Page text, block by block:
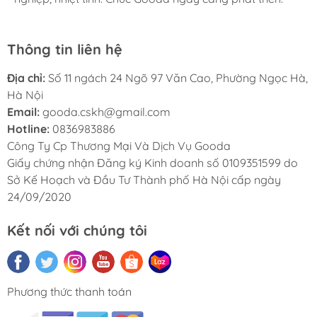
Thông tin liên hệ
Địa chỉ: Số 11 ngách 24 Ngõ 97 Văn Cao, Phường Ngọc Hà,
Hà Nội
Email: gooda.cskh@gmail.com
Hotline: 0836983886
Công Ty Cp Thương Mại Và Dịch Vụ Gooda
Giấy chứng nhận Đăng ký Kinh doanh số 0109351599 do
Sở Kế Hoạch và Đầu Tư Thành phố Hà Nội cấp ngày
24/09/2020
Kết nối với chúng tôi
Phương thức thanh toán